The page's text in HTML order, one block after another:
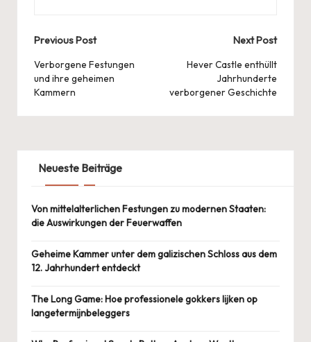
Post
navigation
Previous Post
Verborgene Festungen
und ihre geheimen
Kammern
Next Post
Hever Castle enthüllt
Jahrhunderte
verborgener Geschichte
Neueste Beiträge
Von mittelalterlichen Festungen zu modernen Staaten:
die Auswirkungen der Feuerwaffen
Geheime Kammer unter dem galizischen Schloss aus dem
12. Jahrhundert entdeckt
The Long Game: Hoe professionele gokkers lijken op
langetermijnbeleggers